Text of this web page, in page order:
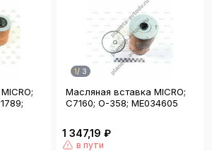
1/ 3
Масляная вставка MICRO;
C7160; O-358; ME034605
1 347,19 ₽
в пути